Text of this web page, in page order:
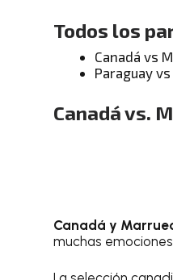
Todos los
Canadá vs
Paraguay
Canadá vs.
Canadá y
muchas